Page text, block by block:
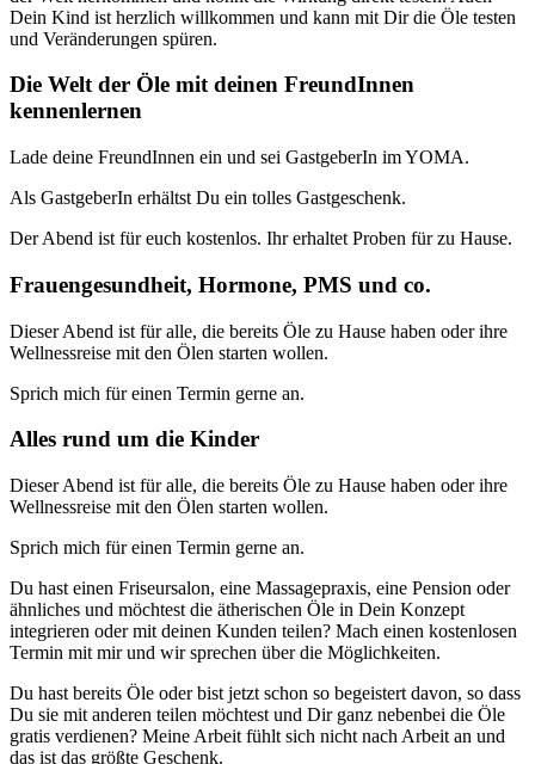
Dein Kind ist herzlich willkommen und kann mit Dir die Öle testen
und Veränderungen spüren.
Die Welt der Öle mit deinen FreundInnen
kennenlernen
Lade deine FreundInnen ein und sei GastgeberIn im YOMA.
Als GastgeberIn erhältst Du ein tolles Gastgeschenk.
Der Abend ist für euch kostenlos. Ihr erhaltet Proben für zu Hause.
Frauengesundheit, Hormone, PMS und co.
Dieser Abend ist für alle, die bereits Öle zu Hause haben oder ihre
Wellnessreise mit den Ölen starten wollen.
Sprich mich für einen Termin gerne an.
Alles rund um die Kinder
Dieser Abend ist für alle, die bereits Öle zu Hause haben oder ihre
Wellnessreise mit den Ölen starten wollen.
Sprich mich für einen Termin gerne an.
Du hast einen Friseursalon, eine Massagepraxis, eine Pension oder
ähnliches und möchtest die ätherischen Öle in Dein Konzept
integrieren oder mit deinen Kunden teilen? Mach einen kostenlosen
Termin mit mir und wir sprechen über die Möglichkeiten.
Du hast bereits Öle oder bist jetzt schon so begeistert davon, so dass
Du sie mit anderen teilen möchtest und Dir ganz nebenbei die Öle
gratis verdienen? Meine Arbeit fühlt sich nicht nach Arbeit an und
das ist das größte Geschenk.